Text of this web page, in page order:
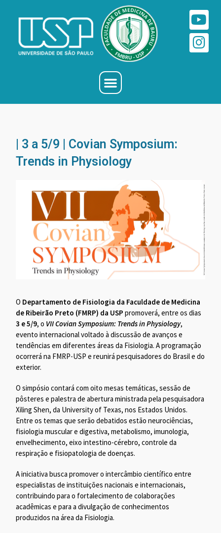
| 3 a 5/9 | Covian Symposium:
Trends in Physiology
O Departamento de Fisiologia da Faculdade de Medicina
de Ribeirão Preto (FMRP) da USP promoverá, entre os dias
3 e 5/9, o VII Covian Symposium: Trends in Physiology,
evento internacional voltado à discussão de avanços e
tendências em diferentes áreas da Fisiologia. A programação
ocorrerá na FMRP-USP e reunirá pesquisadores do Brasil e do
exterior.
O simpósio contará com oito mesas temáticas, sessão de
pôsteres e palestra de abertura ministrada pela pesquisadora
Xiling Shen, da University of Texas, nos Estados Unidos.
Entre os temas que serão debatidos estão neurociências,
fisiologia muscular e digestiva, metabolismo, imunologia,
envelhecimento, eixo intestino-cérebro, controle da
respiração e fisiopatologia de doenças.
A iniciativa busca promover o intercâmbio científico entre
especialistas de instituições nacionais e internacionais,
contribuindo para o fortalecimento de colaborações
acadêmicas e para a divulgação de conhecimentos
produzidos na área da Fisiologia.